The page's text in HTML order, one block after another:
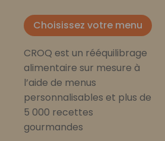
Choisissez votre menu
CROQ est un rééquilibrage
alimentaire sur mesure à
l’aide de menus
personnalisables et plus de
5 000 recettes
gourmandes